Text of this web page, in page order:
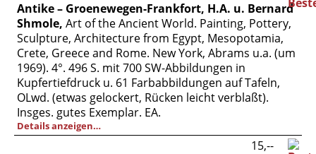
Newsletter
Über uns
Kontakt
Warenkorb
Versandkosten
AGB
Antike – Groenewegen-Frankfort, H.A. u. Bernard
Shmole, Art of the Ancient World. Painting, Pottery,
Sculpture, Architecture from Egypt, Mesopotamia,
Crete, Greece and Rome. New York, Abrams u.a. (um
1969). 4°. 496 S. mit 700 SW-Abbildungen in
Kupfertiefdruck u. 61 Farbabbildungen auf Tafeln,
OLwd. (etwas gelockert, Rücken leicht verblaßt).
Insges. gutes Exemplar. EA.
Details anzeigen…
15,--